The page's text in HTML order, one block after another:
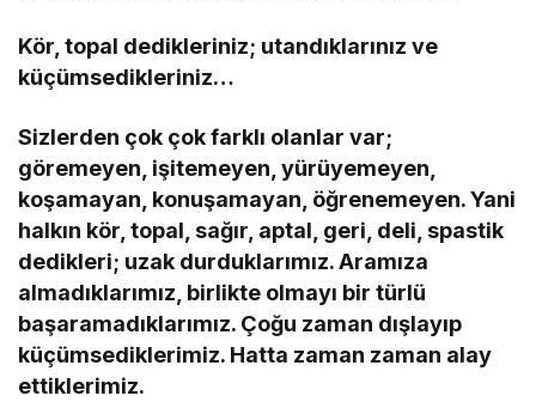
Kör, topal dedikleriniz; utandıklarınız ve
küçümsedikleriniz…
Sizlerden çok çok farklı olanlar var;
göremeyen, işitemeyen, yürüyemeyen,
koşamayan, konuşamayan, öğrenemeyen. Yani
halkın kör, topal, sağır, aptal, geri, deli, spastik
dedikleri; uzak durduklarımız. Aramıza
almadıklarımız, birlikte olmayı bir türlü
başaramadıklarımız. Çoğu zaman dışlayıp
küçümsediklerimiz. Hatta zaman zaman alay
ettiklerimiz.